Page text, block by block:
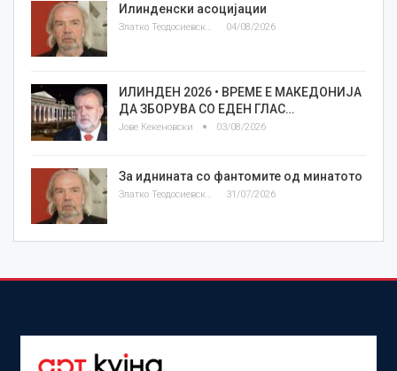
Илинденски асоцијации
04/08/2026
ИЛИНДЕН 2026 • ВРЕМЕ Е МАКЕДОНИЈА
ДА ЗБОРУВА СО ЕДЕН ГЛАС…
Јове Кекеновски 03/08/2026
За иднината со фантомите од минатото
Златко Теодосиевски 31/07/2026